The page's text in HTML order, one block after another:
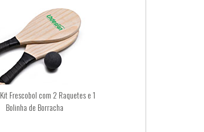
Kit Frescobol com 2 Raquetes e 1
Bolinha de Borracha